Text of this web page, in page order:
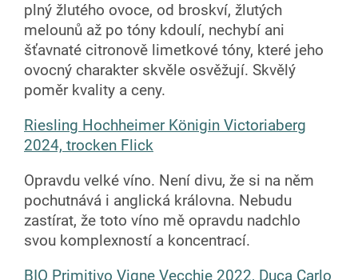
plný žlutého ovoce, od broskví, žlutých
melounů až po tóny kdoulí, nechybí ani
šťavnaté citronově limetkové tóny, které jeho
ovocný charakter skvěle osvěžují. Skvělý
poměr kvality a ceny.
Riesling Hochheimer Königin Victoriaberg
2024, trocken Flick
Opravdu velké víno. Není divu, že si na něm
pochutnává i anglická královna. Nebudu
zastírat, že toto víno mě opravdu nadchlo
svou komplexností a koncentrací.
BIO Primitivo Vigne Vecchie 2022, Duca Carlo